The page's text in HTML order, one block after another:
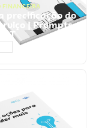
FINANCEIRA
a precificação do
| Prompts